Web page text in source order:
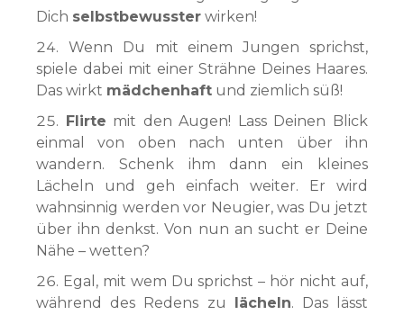
Dich selbstbewusster wirken!
Wenn Du mit einem Jungen sprichst,
spiele dabei mit einer Strähne Deines Haares.
Das wirkt mädchenhaft und ziemlich süß!
Flirte mit den Augen! Lass Deinen Blick
einmal von oben nach unten über ihn
wandern. Schenk ihm dann ein kleines
Lächeln und geh einfach weiter. Er wird
wahnsinnig werden vor Neugier, was Du jetzt
über ihn denkst. Von nun an sucht er Deine
Nähe – wetten?
Egal, mit wem Du sprichst – hör nicht auf,
während des Redens zu lächeln. Das lässt